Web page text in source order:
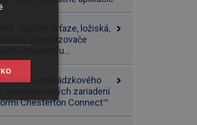
- Spojky, reťaze, ložiská,
obmedzovače
momentu...
prevádzkového
čerpadiel a iných zariadení
Chesterton Connect™